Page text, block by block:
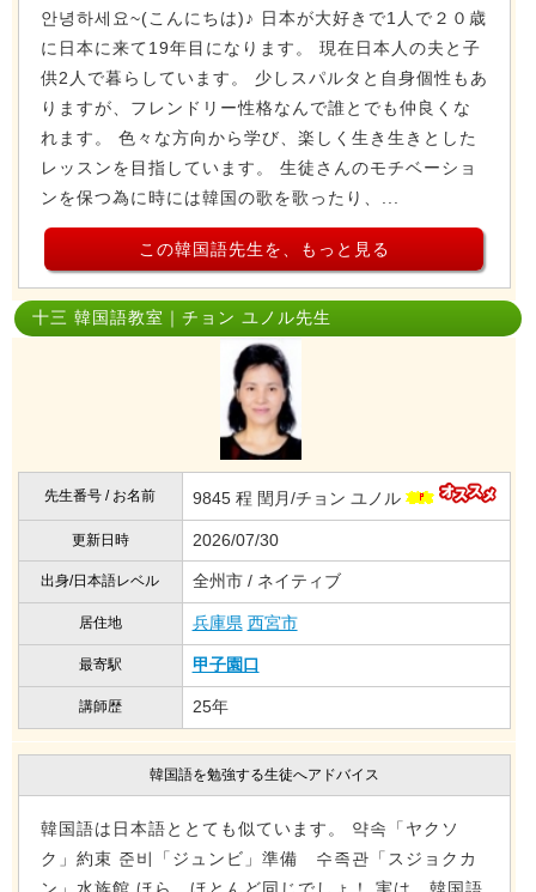
안녕하세요~(こんにちは)♪ 日本が大好きで1人で２０歳
に日本に来て19年目になります。 現在日本人の夫と子
供2人で暮らしています。 少しスパルタと自身個性もあ
りますが、フレンドリー性格なんで誰とでも仲良くな
れます。 色々な方向から学び、楽しく生き生きとした
レッスンを目指しています。 生徒さんのモチベーショ
ンを保つ為に時には韓国の歌を歌ったり、...
この韓国語先生を、もっと見る
十三 韓国語教室｜チョン ユノル先生
先生番号 / お名前 9845 程 閏月/チョン ユノル
更新日時 2026/07/30
出身/日本語レベル 全州市 / ネイティブ
居住地 兵庫県 西宮市
最寄駅 甲子園口
講師歴 25年
韓国語を勉強する生徒へアドバイス
韓国語は日本語ととても似ています。 약속「ヤクソ
ク」約束 준비「ジュンビ」準備 수족관「スジョクカ